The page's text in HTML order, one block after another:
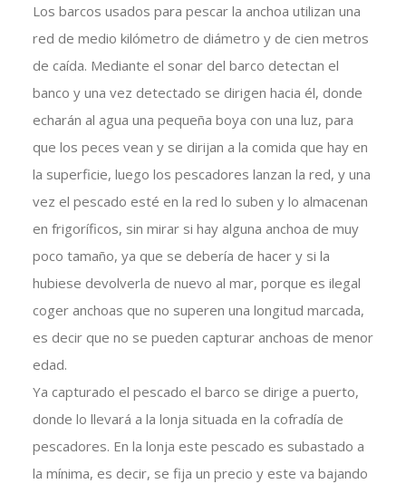
Los barcos usados para pescar la anchoa utilizan una
red de medio kilómetro de diámetro y de cien metros
de caída. Mediante el sonar del barco detectan el
banco y una vez detectado se dirigen hacia él, donde
echarán al agua una pequeña boya con una luz, para
que los peces vean y se dirijan a la comida que hay en
la superficie, luego los pescadores lanzan la red, y una
vez el pescado esté en la red lo suben y lo almacenan
en frigoríficos, sin mirar si hay alguna anchoa de muy
poco tamaño, ya que se debería de hacer y si la
hubiese devolverla de nuevo al mar, porque es ilegal
coger anchoas que no superen una longitud marcada,
es decir que no se pueden capturar anchoas de menor
edad.
Ya capturado el pescado el barco se dirige a puerto,
donde lo llevará a la lonja situada en la cofradía de
pescadores. En la lonja este pescado es subastado a
la mínima, es decir, se fija un precio y este va bajando